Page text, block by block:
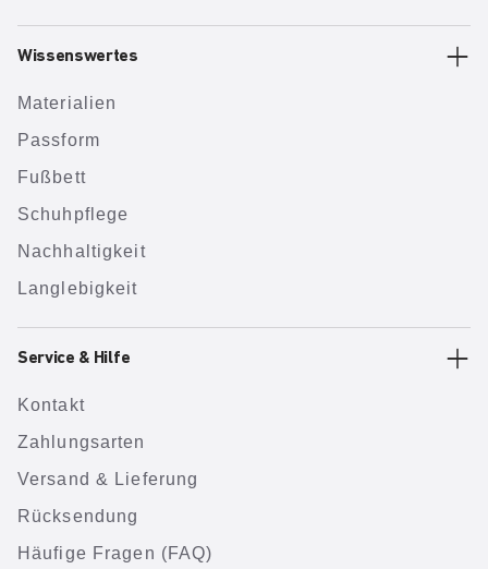
Wissenswertes
Materialien
Passform
Fußbett
Schuhpflege
Nachhaltigkeit
Langlebigkeit
Service & Hilfe
Kontakt
Zahlungsarten
Versand & Lieferung
Rücksendung
Häufige Fragen (FAQ)